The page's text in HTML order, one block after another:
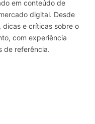
em conteúdo de
digital. Desde
dicas e críticas sobre o
com experiência
de referência.